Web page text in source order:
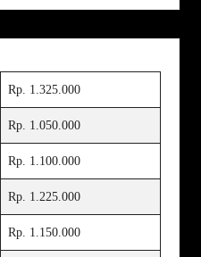
Rp. 1.325.000
Rp. 1.050.000
Rp. 1.100.000
Rp. 1.225.000
Rp. 1.150.000